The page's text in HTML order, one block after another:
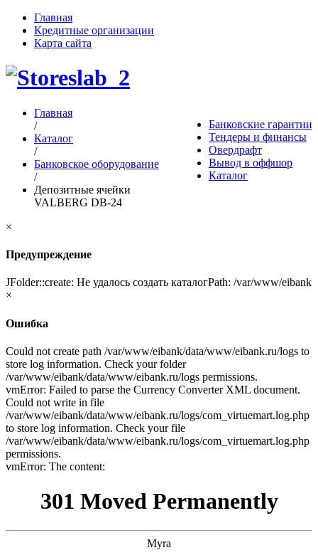
Главная
Кредитные организации
Карта сайта
Банковские гарантии
Тендеры и финансы
Овердрафт
Вывод в оффшор
Каталог
Главная
/
Каталог
/
Банковское оборудование
/
Депозитные ячейки
VALBERG DB-24
×
Предупреждение
JFolder::create: Не удалось создать каталогPath: /var/www/eibank
×
Ошибка
Could not create path /var/www/eibank/data/www/eibank.ru/logs to
store log information. Check your folder
/var/www/eibank/data/www/eibank.ru/logs permissions.
vmError: Failed to parse the Currency Converter XML document.
Could not write in file
/var/www/eibank/data/www/eibank.ru/logs/com_virtuemart.log.php
to store log information. Check your file
/var/www/eibank/data/www/eibank.ru/logs/com_virtuemart.log.php
permissions.
vmError: The content:
301 Moved Permanently
Myra